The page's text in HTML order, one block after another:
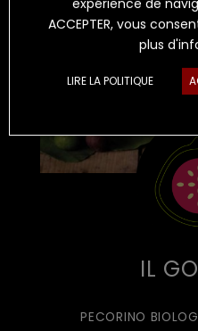
IL
PECORINO
ACCEPTER, vous
plus
LIRE LA POLITIQUE